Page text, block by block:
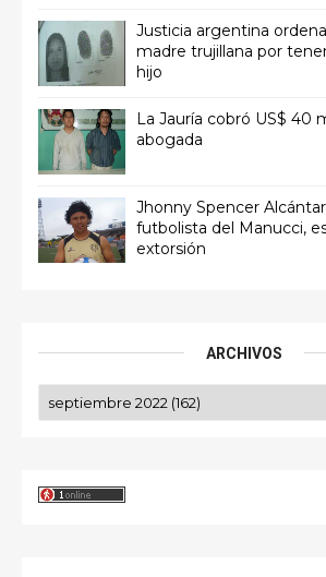
Justicia argentina
madre trujillana por
hijo
La Jauría cobró US$ 40
abogada
Jhonny Spencer
futbolista del Manucci,
extorsión
ARCHIVOS